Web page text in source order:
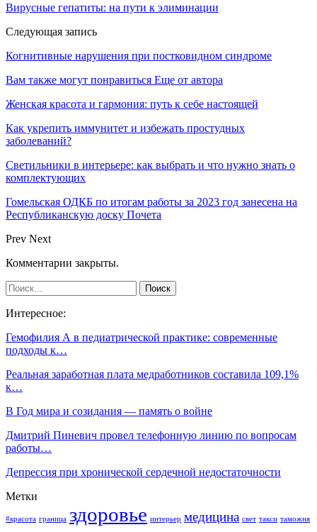
Вирусные гепатиты: на пути к элиминации
Следующая запись
Когнитивные нарушения при постковидном синдроме
Вам также могут понравиться Еще от автора
Женская красота и гармония: путь к себе настоящей
Как укрепить иммунитет и избежать простудных
заболеваний?
Светильники в интерьере: как выбрать и что нужно знать о
комплектующих
Гомельская ОДКБ по итогам работы за 2023 год занесена на
Республиканскую доску Почета
Prev Next
Комментарии закрыты.
Интересное:
Гемофилия А в педиатрической практике: современные
подходы к…
Реальная заработная плата медработников составила 109,1%
к…
В Год мира и созидания — память о войне
Дмитрий Пиневич провел телефонную линию по вопросам
работы…
Депрессия при хронической сердечной недостаточности
Метки
#красота граница здоровье интерьер медицина свет такси таможня